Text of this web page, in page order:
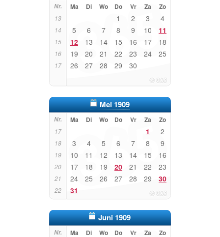
Nr. Ma Di Wo Do Vr Za Zo
13 1 2 3 4
14 5 6 7 8 9 10 11
15 12 13 14 15 16 17 18
16 19 20 21 22 23 24 25
17 26 27 28 29 30
Mei 1909
Nr. Ma Di Wo Do Vr Za Zo
17 1 2
18 3 4 5 6 7 8 9
19 10 11 12 13 14 15 16
20 17 18 19 20 21 22 23
21 24 25 26 27 28 29 30
22 31
Juni 1909
Nr. Ma Di Wo Do Vr Za Zo